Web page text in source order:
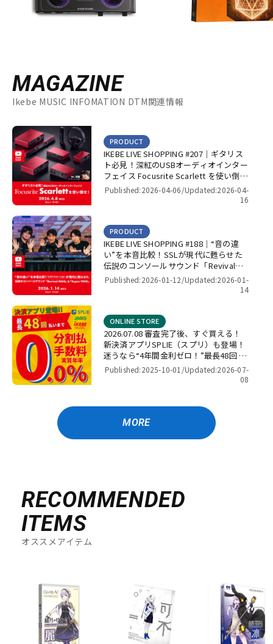
MAGAZINE
Ikebe MUSIC INFOMATION DTM関連情報
IKEBE LIVE SHOPPING #207｜ギタリス
ト必見！深紅のUSBオーディオインター
フェイス Focusrite Scarlett を使い倒
せ！【presented by パワーレック】
PRODUCT
Published:2026-04-06/Updated:2026-04-
16
IKEBE LIVE SHOPPING #188｜“音の違
い”を本音比較！SSLが現代に甦らせた
伝説のコンソールサウンド「Revival
4000」＆「Super 9000」【presented
PRODUCT
Published:2026-01-12/Updated:2026-01-
14
2026.07.08 審査完了後、すぐ買える！
新決済アプリSPLIE（スプリ）も登場！
迷うなら“4年間金利ゼロ！”最長48回 無
金利キャンペーン
ONLINE STORE
Published:2025-10-01/Updated:2026-07-
08
MORE
RECOMMENDED
ITEMS
オススメアイテム